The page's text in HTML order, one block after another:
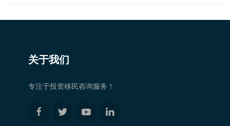
关于我们
专注于投资移民咨询服务！